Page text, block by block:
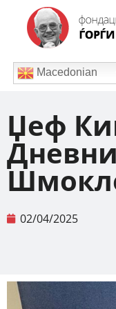
Macedonian
Џеф
02/04/2025